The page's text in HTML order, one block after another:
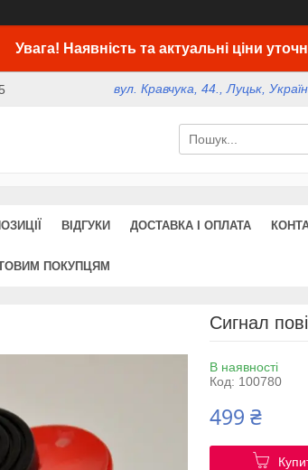
Увага! Наявність та актуальні ціни
вул. Кравчука, 44., Луцьк,
ВІДГУКИ ДОСТАВКА І ОПЛАТА
ПОКУПЦЯМ
Сигнал
В наявності
Код: 100780
499 ₴